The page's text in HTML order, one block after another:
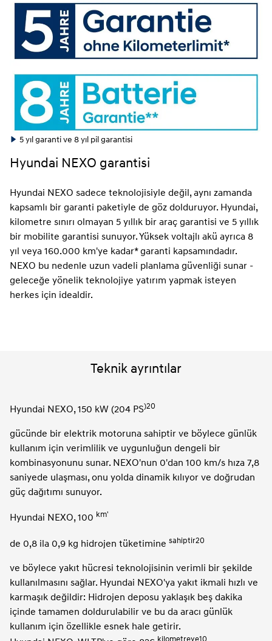
5 yıl garanti ve 8 yıl pil garantisi
Hyundai NEXO garantisi
Hyundai NEXO sadece teknolojisiyle değil, aynı zamanda
kapsamlı bir garanti paketiyle de göz dolduruyor. Hyundai,
kilometre sınırı olmayan 5 yıllık bir araç garantisi ve 5 yıllık
bir mobilite garantisi sunuyor. Yüksek voltajlı akü ayrıca 8
yıl veya 160.000 km'ye kadar* garanti kapsamındadır.
NEXO bu nedenle uzun vadeli planlama güvenliği sunar -
geleceğe yönelik teknolojiye yatırım yapmak isteyen
herkes için idealdir.
Teknik ayrıntılar
Hyundai NEXO, 150 kW (204 PS)20
gücünde bir elektrik motoruna sahiptir ve böylece günlük
kullanım için verimlilik ve uygunluğun dengeli bir
kombinasyonunu sunar. NEXO'nun 0'dan 100 km/s hıza 7,8
saniyede ulaşması, onu yolda dinamik kılıyor ve doğrudan
güç dağıtımı sunuyor.
Hyundai NEXO, 100 km'
de 0,8 ila 0,9 kg hidrojen tüketimine sahiptir20
ve böylece yakıt hücresi teknolojisinin verimli bir şekilde
kullanılmasını sağlar. Hyundai NEXO'ya yakıt ikmali hızlı ve
karmaşık değildir: Hidrojen deposu yaklaşık beş dakika
içinde tamamen doldurulabilir ve bu da aracı günlük
kullanım için özellikle esnek hale getirir.
kilometreye10